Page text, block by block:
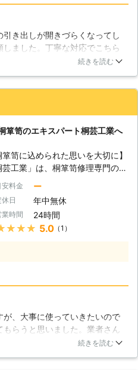
美術工芸品から木製音響機器ま
既に他社様で断られてしまったよ
家具でも、当社にお持ちくださ
当社の職人が腕を振るって、全身
受任するようになっていったので
皆
「ピアノ調律」という言葉を聞い
とはありますか？簡単に言えば、
ノ調律とはピアノの音程や鍵盤の
部は木やフェルトなどの天然の材
組み合わせて作られた、非常に繊
楽器なのです。それだけに温度や
の変化に弱く、調律という作業が
になるのですね。 ピアノほどで
いですが、家具もまた環境の変化
い道具。長い間お手入れを怠れ
カビやダニなどの温床になってし
ますし、染みや歪みなども増えて
修復から機能のチェックまで、
き出しが開きづらくなってし
ました。丁寧な対応でこちら
修理に入ってくださいました。
ば他にもまだまだ修理をお願
で、一覧でまとめてあるとこ
続きを読む
箪笥のエキスパート桐芸工業へ
箪笥に込められた思いを大切に】
芸工業」は、桐箪笥修理専門の工
す。桐箪笥は手入れし、修理を繰
すことで末永く使うことのできる
古来の家具。お祖母様からお母様
そして娘様へと代々受け継ぐこと
思いも手渡していくことのできる
社にご相談ください。当社では現
金具や板を丸ごと交換するのでは
、可能な限り手入れして元のもの
用できるようにしていきます。こ
安料金 ー
休日 年中無休
業時間 24時間
5.0（1）
、大事に使っていきたいので
らうと思いました。業者さん
で対応可能ということなので相
続きを読む